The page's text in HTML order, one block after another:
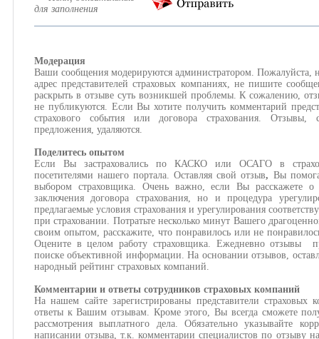
для заполнения
Модерация
Ваши сообщения модерируются администратором. Пожалуйста,
адрес представителей страховых компаниях, не пишите
раскрыть в отзыве суть возникшей проблемы. К сожалению,
не публикуются. Если Вы хотите получить комментарий
страхового события или договора страхования.
предложения, удаляются.
Поделитесь опытом
Если Вы застраховались по КАСКО или ОСАГО в
посетителями нашего портала. Оставляя свой отзыв, Вы
выбором страховщика. Очень важно, если Вы расскажете
заключения договора страхования, но и процедура
предлагаемые условия страхования и урегулирования
при страховании. Потратьте несколько минут Вашего
своим опытом, расскажите, что понравилось или не
Оцените в целом работу страховщика. Ежедневно отзывы
поиске объективной информации. На основании отзывов,
народный рейтинг страховых компаний.
Комментарии и ответы сотрудников страховых компаний
На нашем сайте зарегистрированы представители
ответы к Вашим отзывам. Кроме этого, Вы всегда сможете
рассмотрения выплатного дела. Обязательно указывайте
написании отзыва, т.к. комментарии специалистов по отзыву